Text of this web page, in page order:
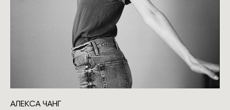
АЛЕКСА ЧАНГ